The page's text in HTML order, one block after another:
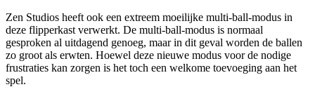
Zen Studios heeft ook een extreem moeilijke multi-ball-modus in
deze flipperkast verwerkt. De multi-ball-modus is normaal
gesproken al uitdagend genoeg, maar in dit geval worden de ballen
zo groot als erwten. Hoewel deze nieuwe modus voor de nodige
frustraties kan zorgen is het toch een welkome toevoeging aan het
spel.